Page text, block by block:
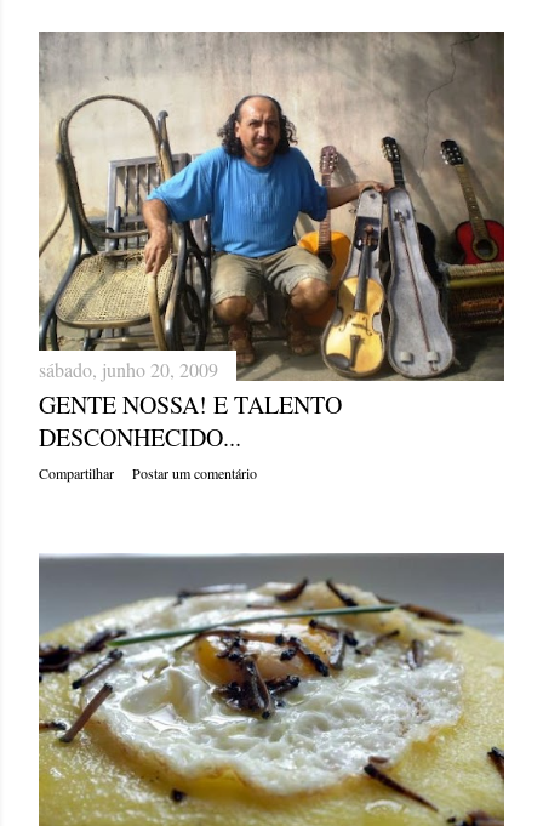
sábado, junho 20, 2009
GENTE NOSSA! E TALENTO
DESCONHECIDO...
Compartilhar Postar um comentário